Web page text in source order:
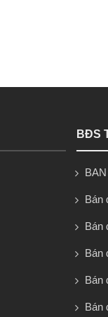
BĐS
Bán
Bán
Bán
Bán
Bán